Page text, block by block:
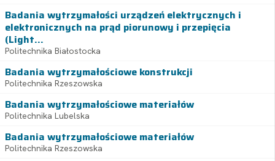
Badania wytrzymałości urządzeń elektrycznych i
elektronicznych na prąd piorunowy i przepięcia
(Light...
Politechnika Białostocka
Badania wytrzymałościowe konstrukcji
Politechnika Rzeszowska
Badania wytrzymałościowe materiałów
Politechnika Lubelska
Badania wytrzymałościowe materiałów
Politechnika Rzeszowska